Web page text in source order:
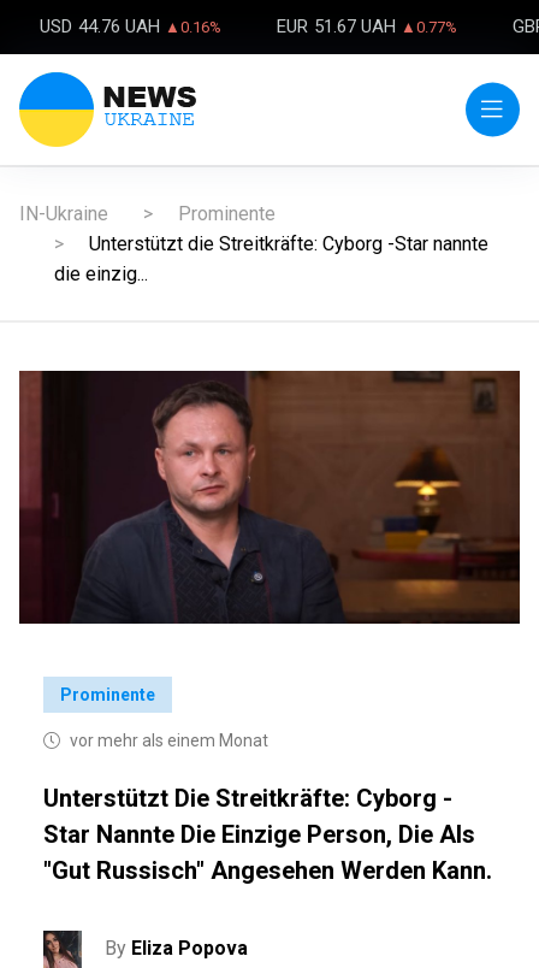
USD 44.76 UAH ▲0.16% EUR 51.67 UAH ▲0.77%
IN-Ukraine
Prominente
Unterstützt die Streitkräfte: Cyborg -Star nannte
die einzig...
Prominente
vor mehr als einem Monat
Unterstützt Die Streitkräfte: Cyborg -
Star Nannte Die Einzige Person, Die Als
"gut Russisch" Angesehen Werden Kann.
By Eliza Popova